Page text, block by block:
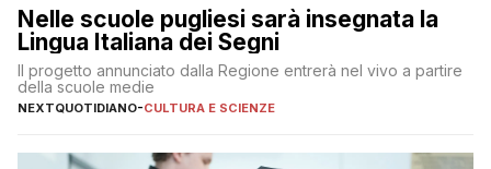
Nelle scuole pugliesi sarà insegnata la
Lingua Italiana dei Segni
Il progetto annunciato dalla Regione entrerà nel vivo a partire
della scuole medie
NEXTQUOTIDIANO-CULTURA E SCIENZE